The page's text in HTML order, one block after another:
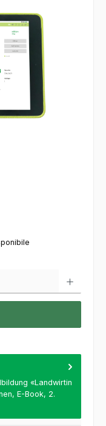
«Landwirtin
E-Book, 2.